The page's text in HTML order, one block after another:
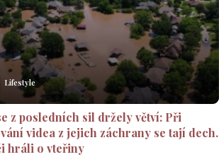
Lifestyle
z posledních sil držely větví: Při
videa z jejich záchrany se tají dech.
hráli o vteřiny